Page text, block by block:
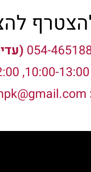
10:00-13:00, 17:00-22:00